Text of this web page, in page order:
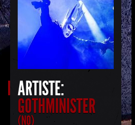
ARTISTE:
GOTHMINISTER
(NO)